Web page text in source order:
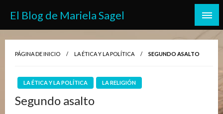
contenido
El Blog de Mariela Sagel
PÁGINA DE INICIO LA ÉTICA Y LA POLÍTICA SEGUNDO ASALTO
LA ÉTICA Y LA POLÍTICA LA RELIGIÓN
Segundo asalto